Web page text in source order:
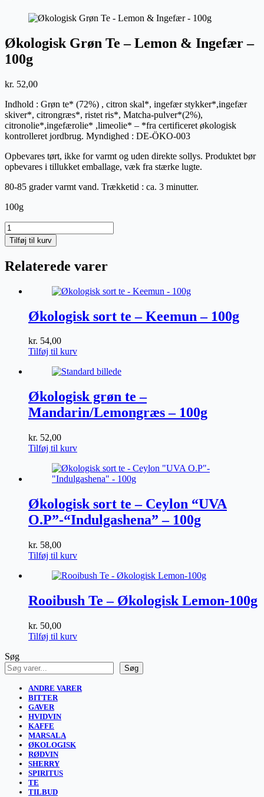
Økologisk Grøn Te – Lemon & Ingefær –
100g
kr. 52,00
Indhold : Grøn te* (72%) , citron skal*, ingefær stykker*,ingefær
skiver*, citrongræs*, ristet ris*, Matcha-pulver*(2%),
citronolie*,ingefærolie* ,limeolie* – *fra certificeret økologisk
kontrolleret jordbrug. Myndighed : DE-ÖKO-003
Opbevares tørt, ikke for varmt og uden direkte sollys. Produktet bør
opbevares i tillukket emballage, væk fra stærke lugte.
80-85 grader varmt vand. Trækketid : ca. 3 minutter.
100g
Økologisk
Grøn
Te
Lemon
Ingefær
Tilføj til kurv
Relaterede varer
Økologisk sort te – Keemun – 100g
kr. 54,00
Tilføj til kurv
Økologisk grøn te –
Mandarin/Lemongræs – 100g
kr. 52,00
Tilføj til kurv
Økologisk sort te – Ceylon “UVA
O.P”-“Indulgashena” – 100g
kr. 58,00
Tilføj til kurv
Rooibush Te – Økologisk Lemon-100g
kr. 50,00
Tilføj til kurv
Søg
Søg
ANDRE VARER
BITTER
GAVER
HVIDVIN
KAFFE
MARSALA
ØKOLOGISK
RØDVIN
SHERRY
SPIRITUS
TE
TILBUD